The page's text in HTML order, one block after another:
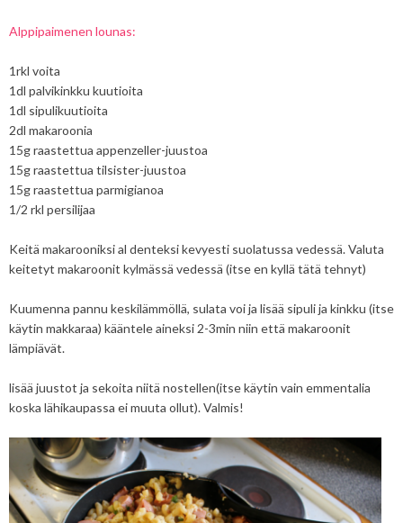
Alppipaimenen lounas:
1rkl voita
1dl palvikinkku kuutioita
1dl sipulikuutioita
2dl makaroonia
15g raastettua appenzeller-juustoa
15g raastettua tilsister-juustoa
15g raastettua parmigianoa
1/2 rkl persilijaa
Keitä makarooniksi al denteksi kevyesti suolatussa vedessä. Valuta
keitetyt makaroonit kylmässä vedessä (itse en kyllä tätä tehnyt)
Kuumenna pannu keskilämmöllä, sulata voi ja lisää sipuli ja kinkku (itse
käytin makkaraa) kääntele aineksi 2-3min niin että makaroonit
lämpiävät.
lisää juustot ja sekoita niitä nostellen(itse käytin vain emmentalia
koska lähikaupassa ei muuta ollut). Valmis!